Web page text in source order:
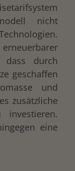
nicht
dass durch
geschaffen
und
zusätzliche
eine